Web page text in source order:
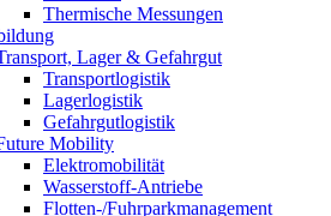
Thermische Messungen
Lager & Gefahrgut
Transportlogistik
Lagerlogistik
Gefahrgutlogistik
Mobility
Elektromobilität
Wasserstoff-Antriebe
Flotten-/Fuhrparkmanagement